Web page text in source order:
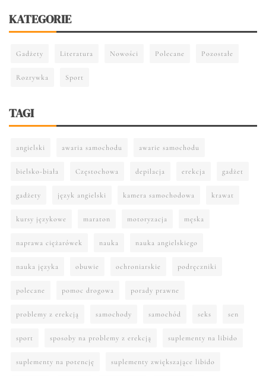
KATEGORIE
Gadżety Literatura Nowości Polecane Pozostałe
Rozrywka Sport
TAGI
angielski awaria samochodu awarie samochodu
bielsko-biała Częstochowa depilacja erekcja gadżet
gadżety język angielski kamera samochodowa krawat
kursy językowe maraton motoryzacja męska
naprawa ciężarówek nauka nauka angielskiego
nauka języka obuwie ochroniarskie podręczniki
polecane pomoc drogowa porady prawne
problemy z erekcją samochody samochód seks sen
sport sposoby na problemy z erekcją suplementy na libido
suplementy na potencję suplementy zwiększające libido